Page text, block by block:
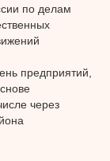
по делам
предприятий,
через